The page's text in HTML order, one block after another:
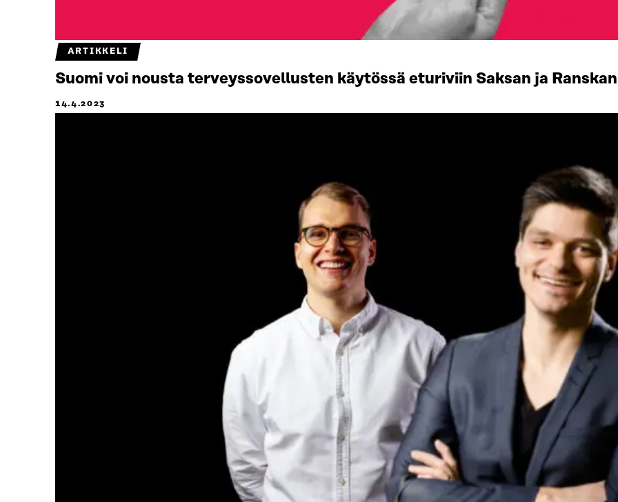
ARTIKKELI
Suomi voi nousta terveyssovellusten käytössä eturiviin Saksan ja
14.4.2023